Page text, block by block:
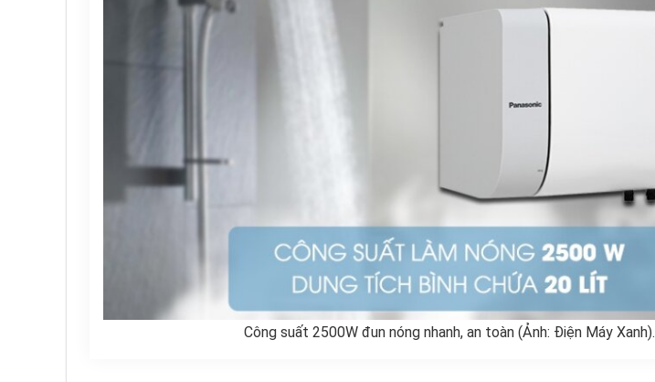
Công suất 2500W đun nóng nhanh, an toàn (Ảnh: Điện Máy Xanh).